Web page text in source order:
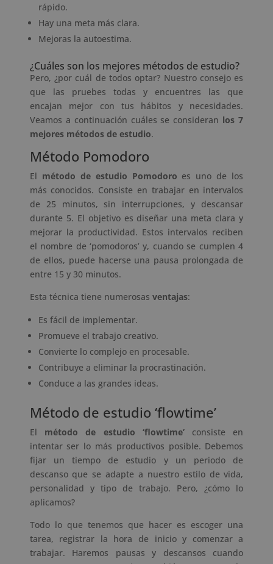
rápido.
Hay una meta más clara.
Mejoras la autoestima.
¿Cuáles son los mejores métodos de estudio?
Pero, ¿por cuál de todos optar? Nuestro consejo es
que las pruebes todas y encuentres las que
encajan mejor con tus hábitos y necesidades.
Veamos a continuación cuáles se consideran los 7
mejores métodos de estudio.
Método Pomodoro
El método de estudio Pomodoro es uno de los
más conocidos. Consiste en trabajar en intervalos
de 25 minutos, sin interrupciones, y descansar
durante 5. El objetivo es diseñar una meta clara y
mejorar la productividad. Estos intervalos reciben
el nombre de ‘pomodoros’ y, cuando se cumplen 4
de ellos, puede hacerse una pausa prolongada de
entre 15 y 30 minutos.
Esta técnica tiene numerosas ventajas:
Es fácil de implementar.
Promueve el trabajo creativo.
Convierte lo complejo en procesable.
Contribuye a eliminar la procrastinación.
Conduce a las grandes ideas.
Método de estudio ‘flowtime’
El método de estudio ‘flowtime’consiste en
intentar ser lo más productivos posible. Debemos
fijar un tiempo de estudio y un periodo de
descanso que se adapte a nuestro estilo de vida,
personalidad y tipo de trabajo. Pero, ¿cómo lo
aplicamos?
Todo lo que tenemos que hacer es escoger una
tarea, registrar la hora de inicio y comenzar a
trabajar. Haremos pausas y descansos cuando